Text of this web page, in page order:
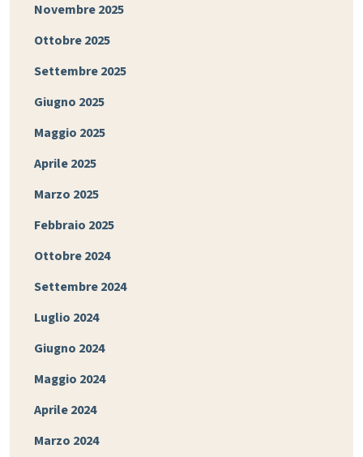
Novembre 2025
Ottobre 2025
Settembre 2025
Giugno 2025
Maggio 2025
Aprile 2025
Marzo 2025
Febbraio 2025
Ottobre 2024
Settembre 2024
Luglio 2024
Giugno 2024
Maggio 2024
Aprile 2024
Marzo 2024